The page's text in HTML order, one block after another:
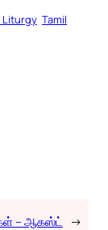
Liturgy Tamil
– ஆகஸ்ட்
→